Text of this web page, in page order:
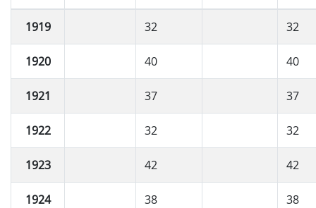
1919 32 32
1920 40 40
1921 37 37
1922 32 32
1923 42 42
1924 38 38